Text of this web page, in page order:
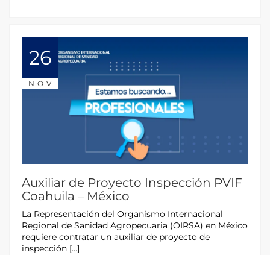
26
NOV
Auxiliar de Proyecto Inspección PVIF
Coahuila – México
La Representación del Organismo Internacional
Regional de Sanidad Agropecuaria (OIRSA) en México
requiere contratar un auxiliar de proyecto de
inspección […]